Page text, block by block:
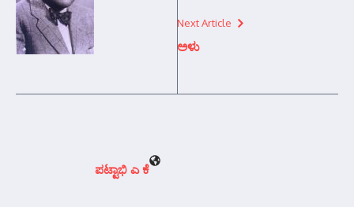
Next Article
ಅಳು
ಪಟ್ಟಾಭಿ ಎ ಕೆ